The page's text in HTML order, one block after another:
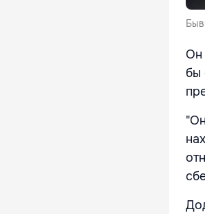
Он
бы